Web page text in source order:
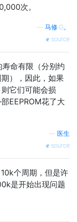
次。
马修·G。
source
命有限（分别约
），因此，如果
它们可能会损
EEPROM花了大
医生
source
个周期，但是许
是开始出现问题